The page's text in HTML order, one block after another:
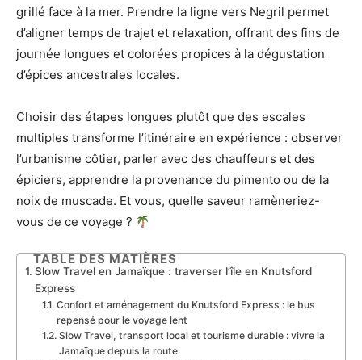
grillé face à la mer. Prendre la ligne vers Negril permet
d’aligner temps de trajet et relaxation, offrant des fins de
journée longues et colorées propices à la dégustation
d’épices ancestrales locales.
Choisir des étapes longues plutôt que des escales
multiples transforme l’itinéraire en expérience : observer
l’urbanisme côtier, parler avec des chauffeurs et des
épiciers, apprendre la provenance du pimento ou de la
noix de muscade. Et vous, quelle saveur ramèneriez-
vous de ce voyage ?
TABLE DES MATIÈRES
Slow Travel en Jamaïque : traverser l’île en Knutsford
Express
Confort et aménagement du Knutsford Express : le bus
repensé pour le voyage lent
Slow Travel, transport local et tourisme durable : vivre la
Jamaïque depuis la route